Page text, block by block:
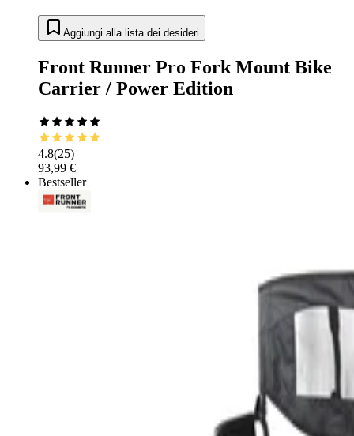
Aggiungi alla lista dei desideri
Front Runner Pro Fork Mount Bike
Carrier / Power Edition
4.8(25)
93,99 €
Bestseller